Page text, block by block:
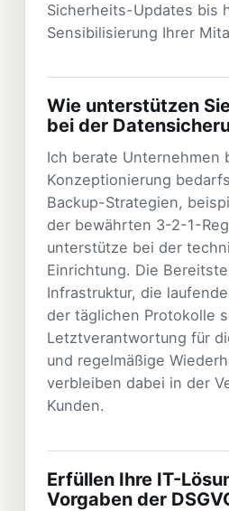
Sicherheits-Updates bis
Sensibilisierung Ihrer
Wie unterstützen
bei der
Ich berate Unternehmen
Konzeptionierung
Backup-Strategien,
der bewährten 3-2-1-
unterstütze bei der
Einrichtung. Die
Infrastruktur, die
der täglichen Protokolle
Letztverantwortung für
und regelmäßige
verbleiben dabei in der
Kunden.
Erfüllen Ihre IT-
Vorgaben der